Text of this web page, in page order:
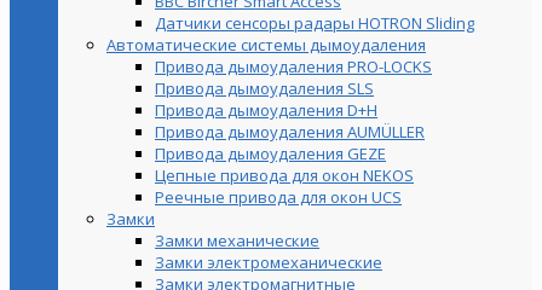
Датчики сенсоры радары HOTRON Sliding
Автоматические системы дымоудаления
Привода дымоудаления PRO-LOCKS
Привода дымоудаления SLS
Привода дымоудаления D+H
Привода дымоудаления AUMÜLLER
Привода дымоудаления GEZE
Цепные привода для окон NEKOS
Реечные привода для окон UСS
Замки
Замки механические
Замки электромеханические
Замки электромагнитные